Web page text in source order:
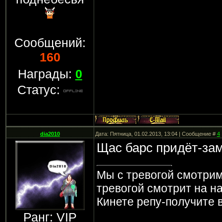
Сообщений:
160
Награды: 0
Статус:
dia2010 Дата: Пятница, 01.02.2013, 13:04 | Сообщение #4
Ранг: VIP
Щас барс придёт-
Мы с тревогой
тревогой смотрит на
Кинете репу-получите